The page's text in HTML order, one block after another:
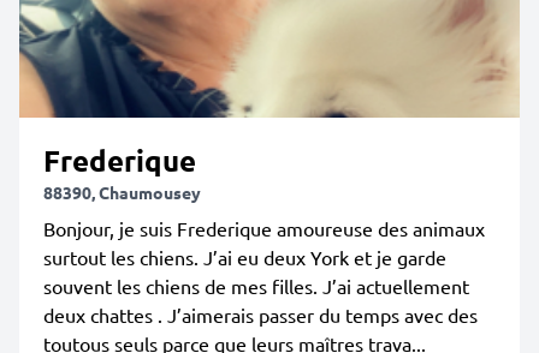
Frederique
88390, Chaumousey
Bonjour, je suis Frederique amoureuse des animaux
surtout les chiens. J’ai eu deux York et je garde
souvent les chiens de mes filles. J’ai actuellement
deux chattes . J’aimerais passer du temps avec des
toutous seuls parce que leurs maîtres trava...